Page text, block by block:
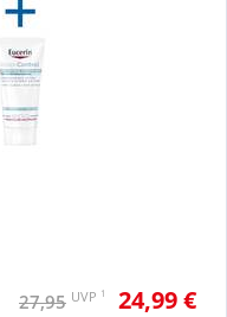
27,95 UVP 1 24,99 €